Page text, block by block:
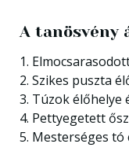
A tanösvény
1.
2. Szikes puszta
3. Túzok élőhelye
4. Pettyegetett
5. Mesterséges tó